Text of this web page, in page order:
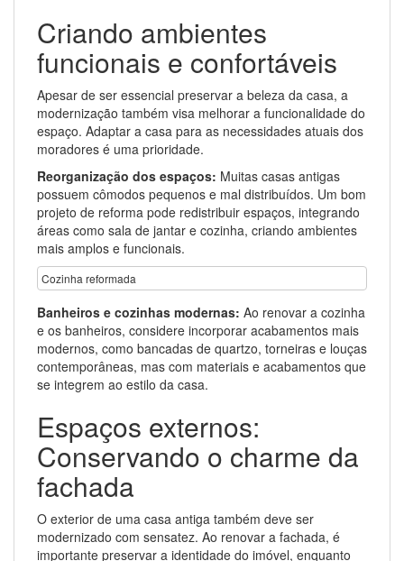
Criando ambientes
funcionais e confortáveis
Apesar de ser essencial preservar a beleza da casa, a
modernização também visa melhorar a funcionalidade do
espaço. Adaptar a casa para as necessidades atuais dos
moradores é uma prioridade.
Reorganização dos espaços: Muitas casas antigas
possuem cômodos pequenos e mal distribuídos. Um bom
projeto de reforma pode redistribuir espaços, integrando
áreas como sala de jantar e cozinha, criando ambientes
mais amplos e funcionais.
Cozinha reformada
Banheiros e cozinhas modernas: Ao renovar a cozinha
e os banheiros, considere incorporar acabamentos mais
modernos, como bancadas de quartzo, torneiras e louças
contemporâneas, mas com materiais e acabamentos que
se integrem ao estilo da casa.
Espaços externos:
Conservando o charme da
fachada
O exterior de uma casa antiga também deve ser
modernizado com sensatez. Ao renovar a fachada, é
importante preservar a identidade do imóvel, enquanto